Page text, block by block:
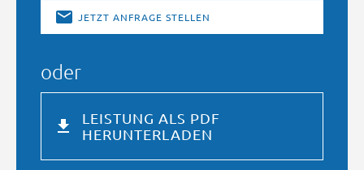
JETZT ANFRAGE STELLEN
oder
LEISTUNG ALS PDF
HERUNTERLADEN